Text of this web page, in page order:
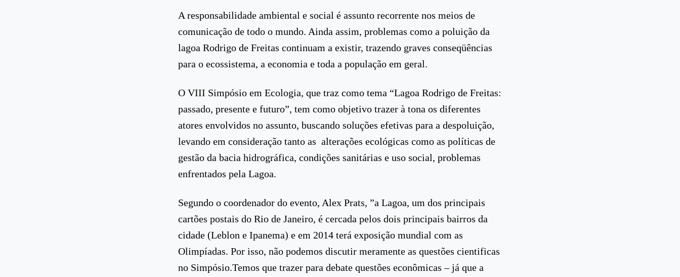
A responsabilidade ambiental e social é assunto recorrente nos meios de
comunicação de todo o mundo. Ainda assim, problemas como a poluição da
lagoa Rodrigo de Freitas continuam a existir, trazendo graves conseqüências
para o ecossistema, a economia e toda a população em geral.
O VIII Simpósio em Ecologia, que traz como tema “Lagoa Rodrigo de Freitas:
passado, presente e futuro”, tem como objetivo trazer à tona os diferentes
atores envolvidos no assunto, buscando soluções efetivas para a despoluição,
levando em consideração tanto as alterações ecológicas como as políticas de
gestão da bacia hidrográfica, condições sanitárias e uso social, problemas
enfrentados pela Lagoa.
Segundo o coordenador do evento, Alex Prats, ”a Lagoa, um dos principais
cartões postais do Rio de Janeiro, é cercada pelos dois principais bairros da
cidade (Leblon e Ipanema) e em 2014 terá exposição mundial com as
Olimpíadas. Por isso, não podemos discutir meramente as questões cientificas
no Simpósio.Temos que trazer para debate questões econômicas – já que a